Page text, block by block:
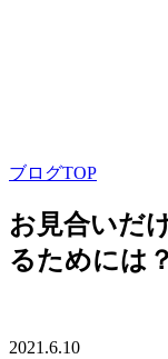
ブログTOP
お見合いだ
るためには？
2021.6.10